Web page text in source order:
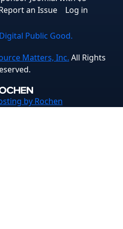
an Issue Log in
Public Good.
Matters, Inc. All Rights
by Rochen